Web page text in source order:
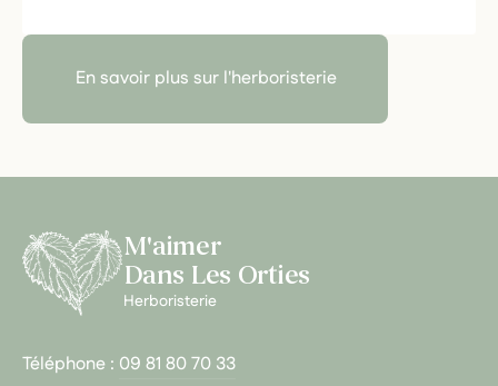
En savoir plus sur l'herboristerie
M'aimer
Dans Les Orties
Herboristerie
Téléphone : 09 81 80 70 33